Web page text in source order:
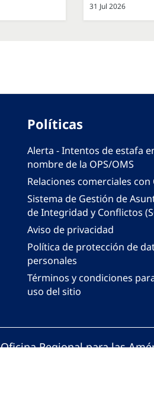
31 Jul 2026
Políticas
Alerta - Intentos de estafa
nombre de la OPS/OMS
Relaciones comerciales con
Sistema de Gestión de
de Integridad y Conflictos
Aviso de privacidad
Política de protección de
personales
Términos y condiciones
uso del sitio
Oficina Regional para las